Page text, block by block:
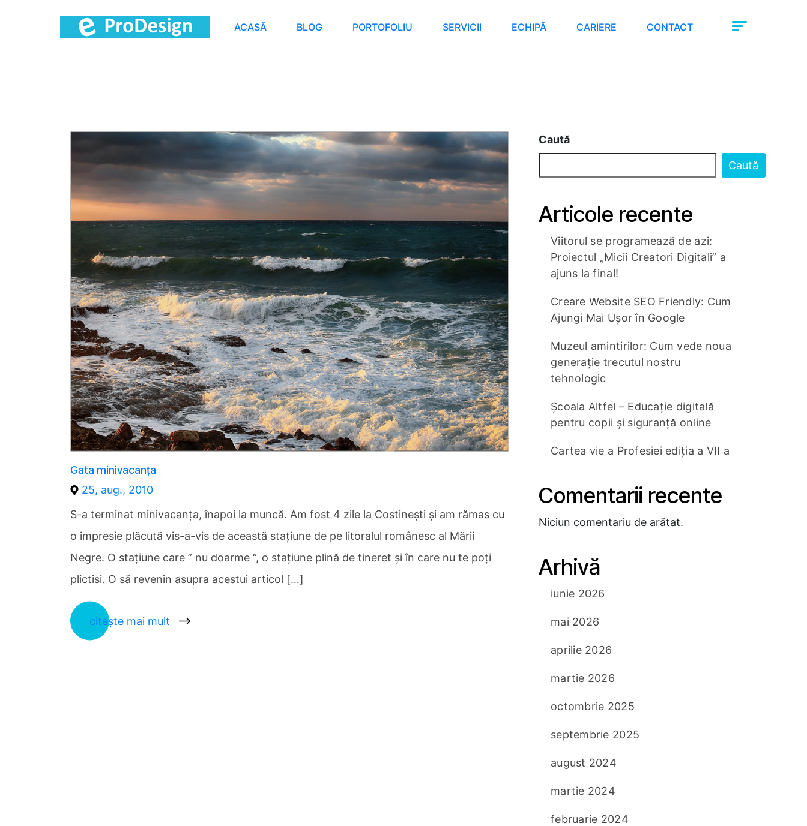
ACASĂ BLOG PORTOFOLIU SERVICII ECHIPĂ CARIERE CONTACT
Gata minivacanţa
25, aug., 2010
S-a terminat minivacanţa, înapoi la muncă. Am fost 4 zile la Costineşti şi am rămas cu
o impresie plăcută vis-a-vis de această staţiune de pe litoralul românesc al Mării
Negre. O staţiune care ” nu doarme “, o staţiune plină de tineret şi în care nu te poţi
plictisi. O să revenin asupra acestui articol […]
citește mai mult
Caută
Caută
Articole recente
Viitorul se programează de azi:
Proiectul „Micii Creatori Digitali” a
ajuns la final!
Creare Website SEO Friendly: Cum
Ajungi Mai Ușor în Google
Muzeul amintirilor: Cum vede noua
generație trecutul nostru
tehnologic
Școala Altfel – Educație digitală
pentru copii și siguranță online
Cartea vie a Profesiei ediția a VII a
Comentarii recente
Niciun comentariu de arătat.
Arhivă
iunie 2026
mai 2026
aprilie 2026
martie 2026
octombrie 2025
septembrie 2025
august 2024
martie 2024
februarie 2024